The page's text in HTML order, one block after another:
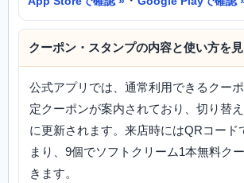
クーポン・スタンプの内容と使い方を
公式アプリでは、通常利用できるクー
定クーポンが案内されており、切り替
に更新されます。来店時にはQRコード
まり、9個でソフトクリーム1本無料ク
きます。